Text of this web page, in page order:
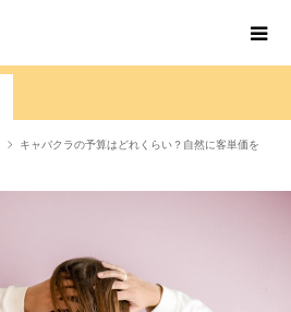
キャバクラの予算はどれくらい？自然に客単価を